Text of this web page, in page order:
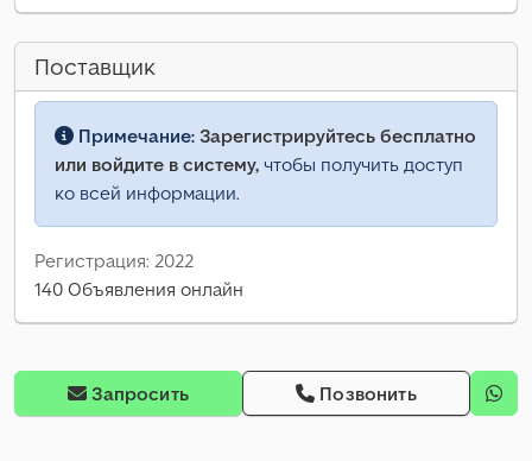
Поставщик
Примечание: Зарегистрируйтесь бесплатно
или войдите в систему, чтобы получить доступ
ко всей информации.
Регистрация: 2022
140 Объявления онлайн
Запросить Позвонить